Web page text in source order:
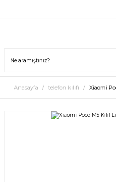
Anasayfa telefon kılıfı Xiaomi